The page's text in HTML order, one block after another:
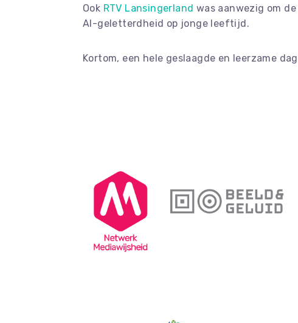
Ook RTV Lansingerland was aanwezig om
AI-geletterdheid op jonge leeftijd.
Kortom, een hele geslaagde en leerzame